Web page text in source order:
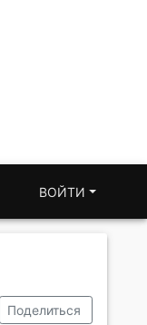
ВОЙТИ
Поделиться